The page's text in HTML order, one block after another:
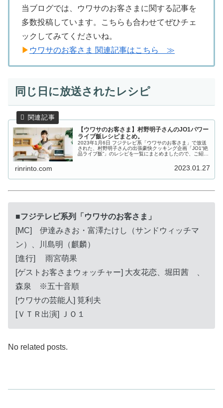
当ブログでは、ウワサのお客さまに関する記事を
多数投稿しています。こちらも合わせてぜひチェ
ックしてみてくださいね。
▶ ウワサのお客さま 関連記事はこちら ≫
同じ日に放送されたレシピ
【ウワサのお客さま】村野明子さんのJO1パワー
ライブ飯レシピまとめ。
2023年1月6日 フジテレビ系「ウワサのお客さま」で放送
された、村野明子さんの出張豪快クッキング企画「JO1“絶
品ライブ飯”」のレシピを一覧にまとめましたので、ご紹介
rinrinto.com 2023.01.27
■フジテレビ系列「ウワサのお客さま」
[MC] 伊達みきお・富澤たけし（サンドウィッチマ
ン）、川島明（麒麟）
[進行] 雨宮萌果
[ゲストお客さまウォッチャー] 大友花恋、堀田茜 、
森泉 ※五十音順
[ウワサの芸能人] 筧利夫
[ＶＴＲ出演] ＪＯ１
No related posts.